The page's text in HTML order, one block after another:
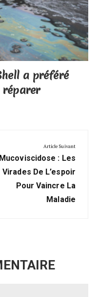
a préféré
réparer
Article Suivant
Next
Post:
Mucoviscidose : Les
Virades De L’espoir
Pour Vaincre La
Maladie